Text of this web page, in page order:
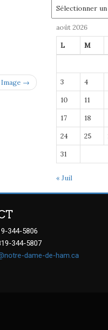
→
août 2026
L M
3 4
10 11
17 18
24 25
31
« Juil
344-5806
344-5807
dame-de-ham.ca